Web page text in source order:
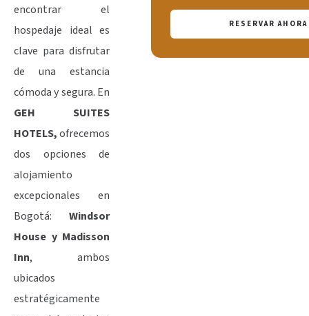
encontrar el
hospedaje ideal es
clave para disfrutar
de una estancia
cómoda y segura. En
GEH SUITES
HOTELS,ofrecemos
dos opciones de
alojamiento
excepcionales en
Bogotá: Windsor
House y Madisson
Inn, ambos
ubicados
estratégicamente
RESERVAR AHORA